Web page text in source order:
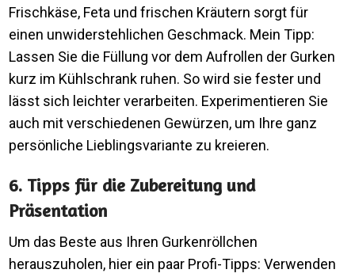
Frischkäse, Feta und frischen Kräutern sorgt für
einen unwiderstehlichen Geschmack. Mein Tipp:
Lassen Sie die Füllung vor dem Aufrollen der Gurken
kurz im Kühlschrank ruhen. So wird sie fester und
lässt sich leichter verarbeiten. Experimentieren Sie
auch mit verschiedenen Gewürzen, um Ihre ganz
persönliche Lieblingsvariante zu kreieren.
6. Tipps für die Zubereitung und
Präsentation
Um das Beste aus Ihren Gurkenröllchen
herauszuholen, hier ein paar Profi-Tipps: Verwenden